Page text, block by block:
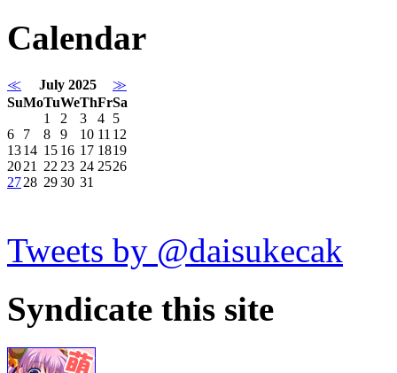
Calendar
≪ July 2025
≫
SuMoTuWeThFrSa
1
2 3 4 5
6
7 8 9 10 11 12
1314 15 16 17 1819
2021 22 23 24 2526
2728 2930 31
Tweets by @daisukecak
Syndicate this site